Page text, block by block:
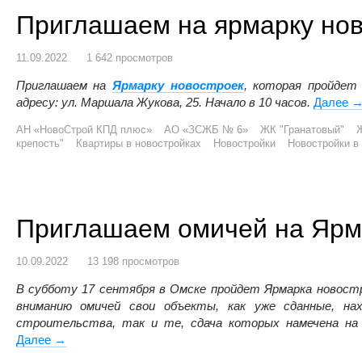
Приглашаем на ярмарку
11.09.2022 1 642 просмотров
Приглашаем на Ярмарку новостроек, которая
адресу: ул. Маршала Жукова, 25. Начало в 10 часов. Далее
АН «НовоСтрой КПД плюс» АО «ЗСЖБ № 6» ЖК "Гранатовый"
крепость"
Квартиры в новостройках Новостройки Новостройки
Приглашаем омичей на
10.09.2022 13 198 просмотров
В субботу 17 сентября в Омске пройдет Ярмарка
вниманию омичей свои объекты, как уже сданные,
строительства, так и те, сдача которых намечена
Далее Приглашаем омичей на Ярмарку новостроек!
→